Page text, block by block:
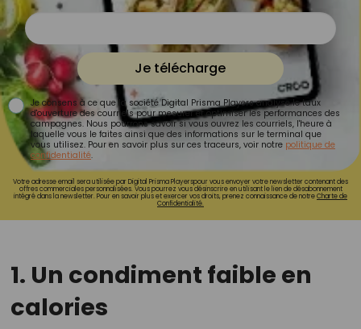
Je télécharge
Je consens à ce que la société Digital Prisma Players analyse le taux
d'ouverture des courriels pour mesurer et optimiser les performances des
campagnes. Nous pourrons savoir si vous ouvrez les courriels, l'heure à
laquelle vous le faites ainsi que des informations sur le terminal que
vous utilisez. Pour en savoir plus sur ces traceurs, voir notre politique de
confidentialité.
Votre adresse email sera utilisée par Digital Prisma Playerspour vous envoyer votre newsletter contenant des
offres commerciales personnalisées. Vous pourrez vous désinscrire en utilisant le lien de désabonnement
intégré dans la newsletter. Pour en savoir plus et exercer vos droits, prenez connaissance de notreCharte de
Confidentialité.
1. Un condiment faible en
calories